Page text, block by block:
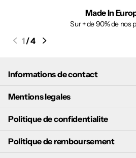
Made In
Sur + de 90% de nos
1/4
Informations de contact
Mentions legales
Politique de confidentialite
Politique de remboursement